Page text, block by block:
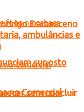
suposto
sem concluir
Damasceno
ambulâncias e
no Comercial